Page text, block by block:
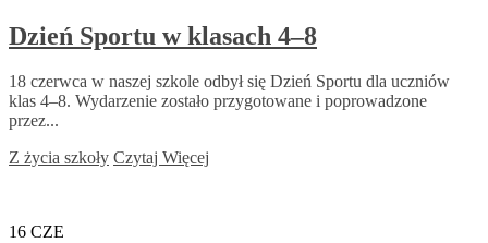
Dzień Sportu w klasach 4–8
18 czerwca w naszej szkole odbył się Dzień Sportu dla uczniów
klas 4–8. Wydarzenie zostało przygotowane i poprowadzone
przez...
Z życia szkoły Czytaj Więcej
16 CZE